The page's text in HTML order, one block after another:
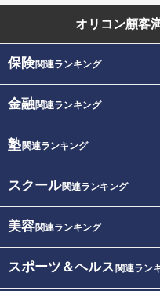
オリコン顧客
保険関連ランキング
金融関連ランキング
塾関連ランキング
スクール関連ランキング
美容関連ランキング
スポーツ＆ヘルス 関連ラン